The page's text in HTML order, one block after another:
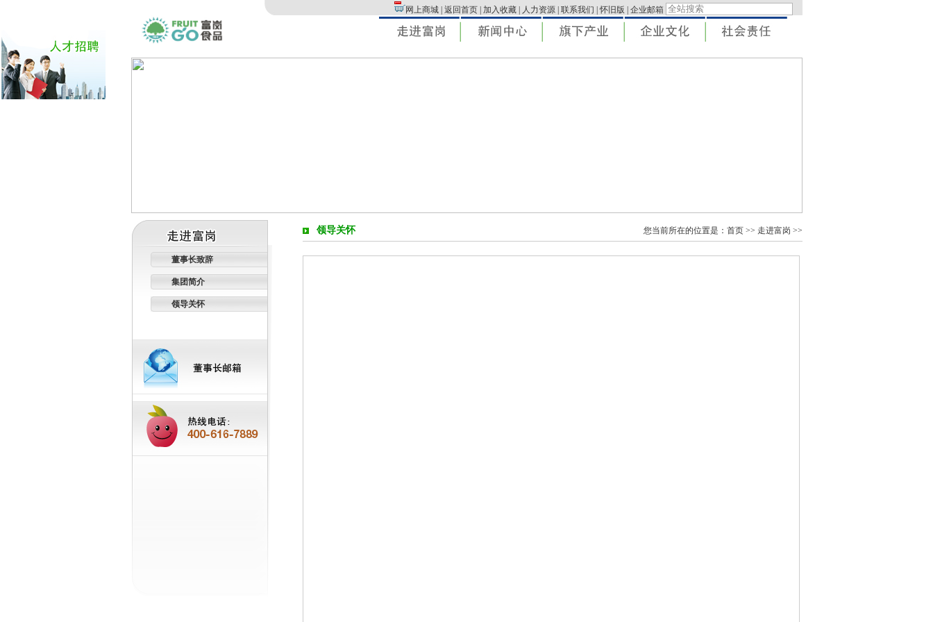
网上商城| 返回首页| 加入收藏| 人力资源| 联系我们 |怀旧版 企业邮箱
董事长致辞
集团简介
领导关怀
您当前所在的位置是： 首页>> 走进富岗 >>
领导关怀